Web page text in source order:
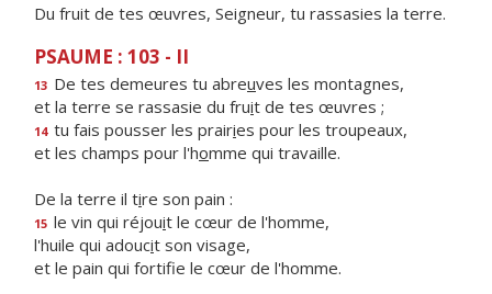
Du fruit de tes œuvres, Seigneur, tu rassasies la terre.
PSAUME : 103 - II
13 De tes demeures tu abreuves les montagnes,
et la terre se rassasie du fruit de tes œuvres ;
14 tu fais pousser les prairies pour les troupeaux,
et les champs pour l'homme qui travaille.
De la terre il tire son pain :
15 le vin qui réjouit le cœur de l'homme,
l'huile qui adoucit son visage,
et le pain qui fortife le cœur de l'homme.